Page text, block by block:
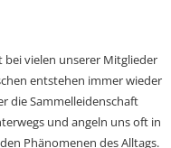
vielen unserer Mitglieder
entstehen immer wieder
die Sammelleidenschaft
und angeln uns oft in
Phänomenen des Alltags.